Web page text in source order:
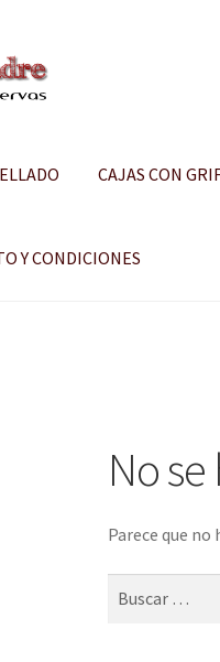
CAJAS CON
Y CONDICIONES
No
Parece que